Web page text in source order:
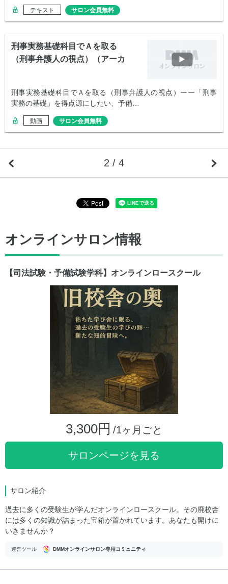
テキスト サロン会員無料
刑事実務基礎科目でＡを取る
（刑事弁護人の視点）（アーカ
刑事実務基礎科目でＡを取る（刑事弁護人の視点）ーー「刑事
実務の基礎」を得点源にしたい、予備…
動画 サロン会員無料
2 / 4
オンラインサロン情報
【司法試験・予備試験学科】オンラインロースクール
3,300円 /1ヶ月ごと
サロンページを見る
サロン紹介
過去に多くの受験生が学んだオンラインロースクール。その廃校舎
には多くの知識が詰まった宝箱が置かれています。あなたも開けに
いきませんか？
運営ツール DMMオンラインサロン専用コミュニティ